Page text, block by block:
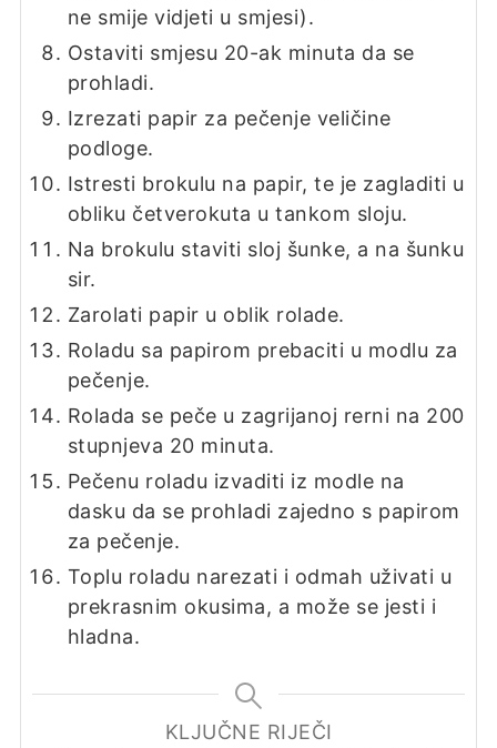
ne smije vidjeti u smjesi).
Ostaviti smjesu 20-ak minuta da se
prohladi.
Izrezati papir za pečenje veličine
podloge.
Istresti brokulu na papir, te je zagladiti u
obliku četverokuta u tankom sloju.
Na brokulu staviti sloj šunke, a na šunku
sir.
Zarolati papir u oblik rolade.
Roladu sa papirom prebaciti u modlu za
pečenje.
Rolada se peče u zagrijanoj rerni na 200
stupnjeva 20 minuta.
Pečenu roladu izvaditi iz modle na
dasku da se prohladi zajedno s papirom
za pečenje.
Toplu roladu narezati i odmah uživati u
prekrasnim okusima, a može se jesti i
hladna.
KLJUČNE RIJEČI